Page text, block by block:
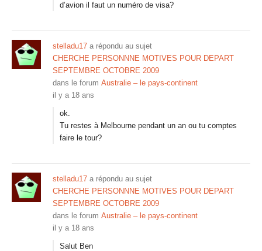
d’avion il faut un numéro de visa?
stelladu17 a répondu au sujet
CHERCHE PERSONNNE MOTIVES POUR DEPART
SEPTEMBRE OCTOBRE 2009
dans le forum Australie – le pays-continent
il y a 18 ans
ok.
Tu restes à Melbourne pendant un an ou tu comptes
faire le tour?
stelladu17 a répondu au sujet
CHERCHE PERSONNNE MOTIVES POUR DEPART
SEPTEMBRE OCTOBRE 2009
dans le forum Australie – le pays-continent
il y a 18 ans
Salut Ben